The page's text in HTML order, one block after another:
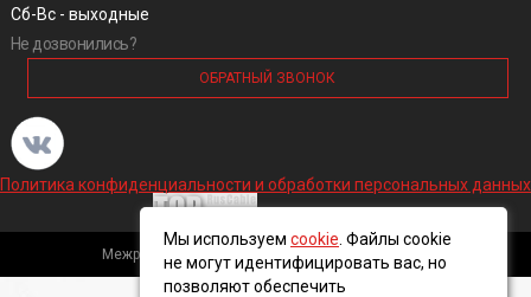
Сб-Вс - выходные
Не дозвонились?
ОБРАТНЫЙ ЗВОНОК
Политика конфиденциальности и обработки персональных данных
Межрегиональная кабельная компания, 2016 ©
Мы используем cookie . Файлы cookie
не могут идентифицировать вас, но
позволяют обеспечить